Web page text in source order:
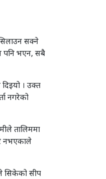
सक्ने
पनि भएन, सबै
। उक्त
नगरेको
तालिममा
नभएकाले
सिकेको सीप